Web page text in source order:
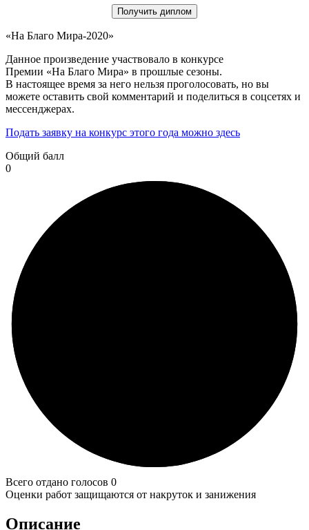
Получить диплом
«На Благо Мира-2020»
Данное произведение участвовало в конкурсе
Премии «На Благо Мира» в прошлые сезоны.
В настоящее время за него нельзя проголосовать, но вы
можете оставить свой комментарий и поделиться в соцсетях и
мессенджерах.
Подать заявку на конкурс этого года можно здесь
Общий балл
0
Всего отдано голосов 0
Оценки работ защищаются от накруток и занижения
Описание